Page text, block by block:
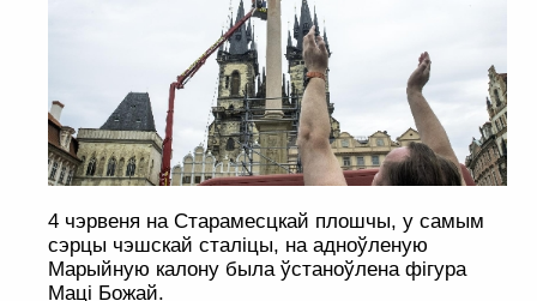
4 чэрвеня на Старамесцкай плошчы, у самым
сэрцы чэшскай сталіцы, на адноўленую
Марыйную калону была ўстаноўлена фігура
Маці Божай.